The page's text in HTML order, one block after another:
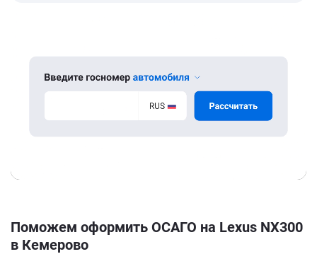
Поможем оформить ОСАГО на Lexus NX300
в Кемерово